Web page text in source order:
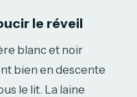
le réveil
blanc et noir
bien en descente
le lit. La laine